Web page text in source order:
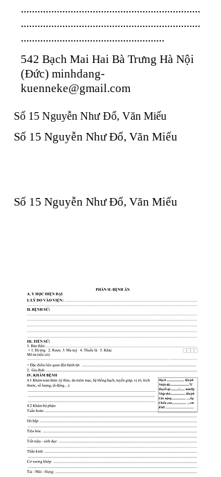
.................................................................
.................................................................
....................................................
542 Bạch Mai Hai Bà Trưng Hà Nội
(Đức) minhdang-
kuenneke@gmail.com
Số 15 Nguyễn Như Đổ, Văn Miếu
Số 15 Nguyễn Như Đổ, Văn Miếu
Số 15 Nguyễn Như Đổ, Văn Miếu